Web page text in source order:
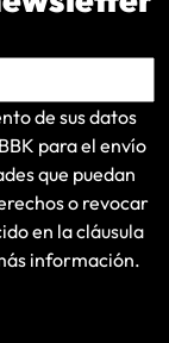
de sus datos
para el envío
que puedan
o revocar
en lacláusula
información.